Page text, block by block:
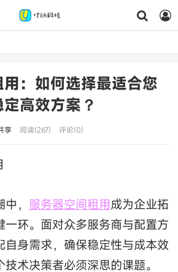
：如何选择最适合您
高效方案？
享 阅读(267) 评论(0)
， 服务器空间租用成为企业拓
一环。面对众多服务商与配置方
自身需求，确保稳定性与成本效
术决策者必须深思的课题。